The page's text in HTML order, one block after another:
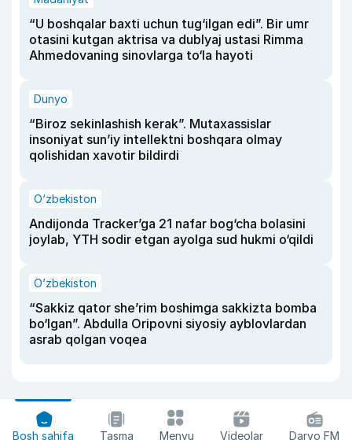
“U boshqalar baxti uchun tug‘ilgan edi”. Bir umr
otasini kutgan aktrisa va dublyaj ustasi Rimma
Ahmedovaning sinovlarga to‘la hayoti
Dunyo
“Biroz sekinlashish kerak”. Mutaxassislar
insoniyat sun’iy intellektni boshqara olmay
qolishidan xavotir bildirdi
O‘zbekiston
Andijonda Tracker’ga 21 nafar bog‘cha bolasini
joylab, YTH sodir etgan ayolga sud hukmi o‘qildi
O‘zbekiston
“Sakkiz qator she’rim boshimga sakkizta bomba
bo‘lgan”. Abdulla Oripovni siyosiy ayblovlardan
asrab qolgan voqea
Bosh sahifa Tasma Menyu Videolar Daryo FM